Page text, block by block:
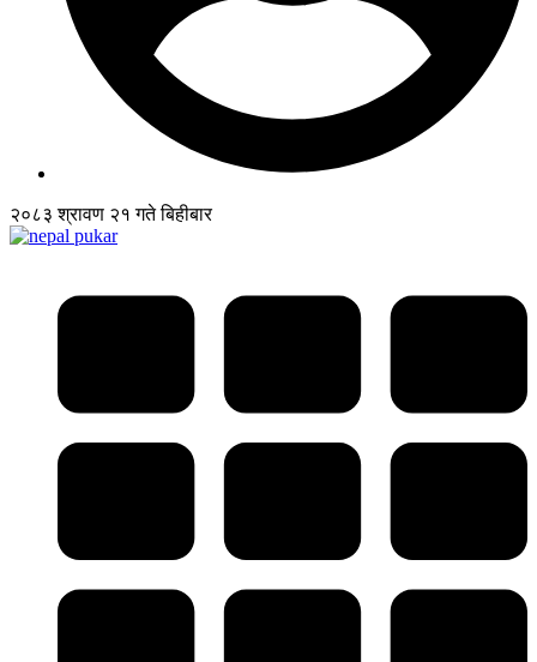
२०८३ श्रावण २१ गते बिहीबार